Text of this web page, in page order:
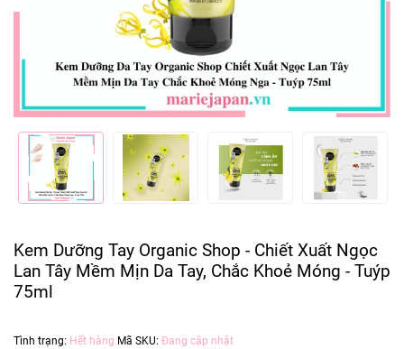
Kem Dưỡng Tay Organic Shop - Chiết Xuất Ngọc
Lan Tây Mềm Mịn Da Tay, Chắc Khoẻ Móng - Tuýp
75ml
Tình trạng: Hết hàng Mã SKU: Đang cập nhật